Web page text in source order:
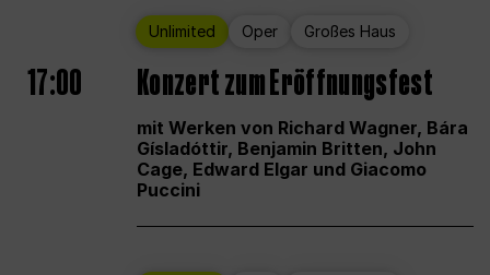
Unlimited Oper Großes Haus
17:00 Konzert zum Eröffnungsfest
mit Werken von Richard Wagner, Bára
Gísladóttir, Benjamin Britten, John
Cage, Edward Elgar und Giacomo
Puccini